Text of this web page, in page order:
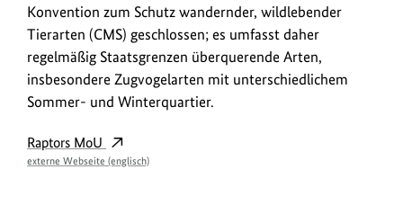
Konvention zum Schutz wandernder, wildlebender
Tierarten (CMS) geschlossen; es umfasst daher
regelmäßig Staatsgrenzen überquerende Arten,
insbesondere Zugvogelarten mit unterschiedlichem
Sommer- und Winterquartier.
Raptors MoU
externe Webseite (englisch)